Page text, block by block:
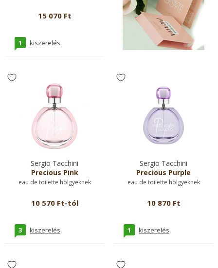
15 070 Ft
1 kiszerelés
Sergio Tacchini
Precious Pink
eau de toilette hölgyeknek
10 570 Ft-tól
3 kiszerelés
Sergio Tacchini
Precious Purple
eau de toilette hölgyeknek
10 870 Ft
1 kiszerelés